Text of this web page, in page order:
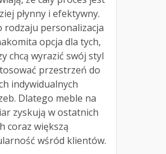
płynny i efektywny.
rodzaju personalizacja
opcja dla tych,
chcą wyrazić swój styl
przestrzeń do
indywidualnych
Dlatego meble na
zyskują w ostatnich
coraz większą
wśród klientów.